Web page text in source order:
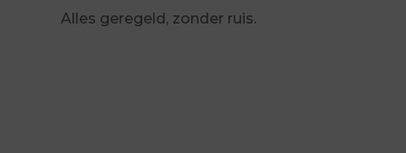
Alles geregeld, zonder ruis.